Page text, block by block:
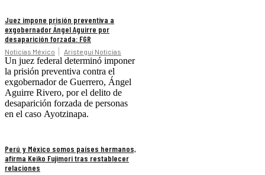
Juez impone prisión preventiva a
exgobernador Ángel Aguirre por
desaparición forzada: FGR
Noticias México Aristegui Noticias
Un juez federal determinó imponer
la prisión preventiva contra el
exgobernador de Guerrero, Ángel
Aguirre Rivero, por el delito de
desaparición forzada de personas
en el caso Ayotzinapa.
Perú y México somos países hermanos,
afirma Keiko Fujimori tras restablecer
relaciones